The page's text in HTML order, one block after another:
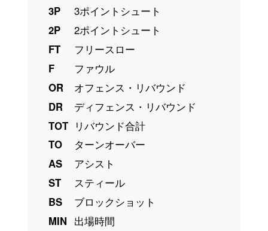
3P
3ポイントシュート
2P
2ポイントシュート
FT
フリースロー
F
ファウル
OR
オフェンス・リバウンド
DR
ディフェンス・リバウンド
TOT リバウンド合計
TO
ターンオーバー
AS
アシスト
ST
スティール
BS
ブロックショット
MIN 出場時間